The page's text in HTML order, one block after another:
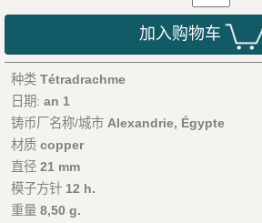
加入购物车
种类 Tétradrachme
日期: an 1
铸币厂名称/城市 Alexandrie, Égypte
材质 copper
直径 21 mm
模子方针 12 h.
重量 8,50 g.